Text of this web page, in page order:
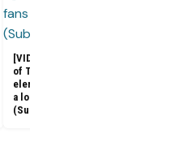
[VIDEOS] Game
of Thrones: El
elenco agradece
a los fans
(Subtitulado)